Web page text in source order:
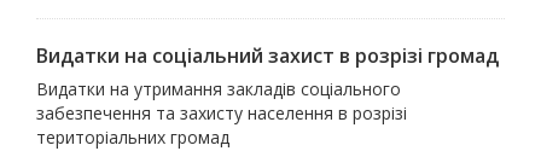
Видатки на соціальний захист в розрізі громад
Видатки на утримання закладів соціального
забезпечення та захисту населення в розрізі
територіальних громад